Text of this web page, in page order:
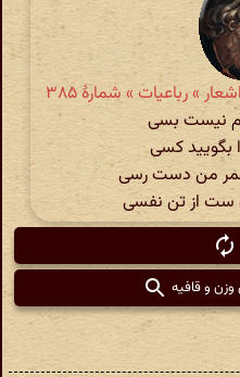
» رباعیات » شمارهٔ ۳۸۵
نیست بسی
بگویید کسی
من دست رسی
ست از تن نفسی
و قافیه